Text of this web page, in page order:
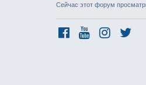
Сейчас этот форум